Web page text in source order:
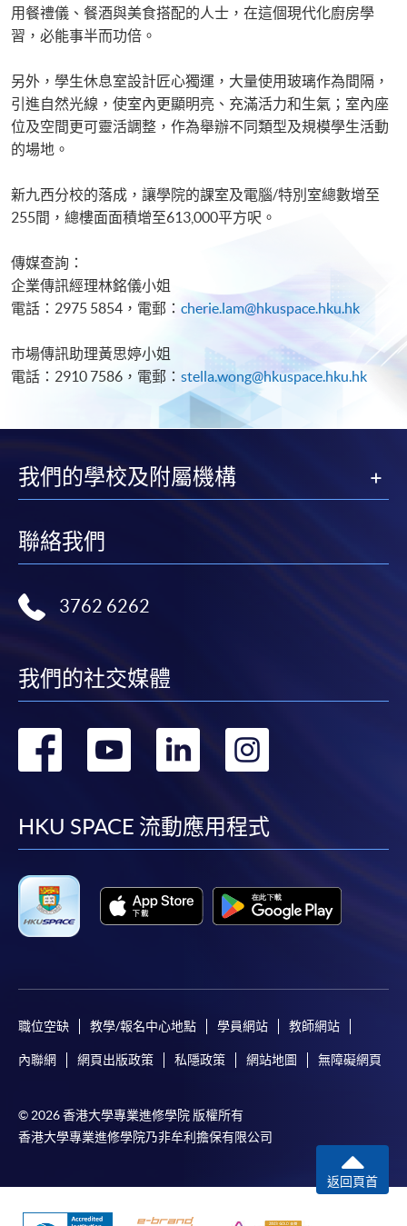
用餐禮儀、餐酒與美食搭配的人士，在這個現代化廚房學
習，必能事半而功倍。
另外，學生休息室設計匠心獨運，大量使用玻璃作為間隔，
引進自然光線，使室內更顯明亮、充滿活力和生氣；室內座
位及空間更可靈活調整，作為舉辦不同類型及規模學生活動
的場地。
新九西分校的落成，讓學院的課室及電腦/特別室總數增至
255間，總樓面面積增至613,000平方呎。
傳媒查詢：
企業傳訊經理林銘儀小姐
電話：2975 5854，電郵： cherie.lam@hkuspace.hku.hk
市場傳訊助理黃思婷小姐
電話：2910 7586，電郵： stella.wong@hkuspace.hku.hk
我們的學校及附屬機構
聯絡我們
3762 6262
我們的社交媒體
轉
facebook
轉
youtube
轉
linkedin
HKU SPACE 流動應用程式
職位空缺 教學/報名中心地點 學員網站 教師網站
內聯網 網頁出版政策 私隱政策 網站地圖 無障礙網頁
© 2026 香港大學專業進修學院 版權所有
香港大學專業進修學院乃非牟利擔保有限公司
返回頁首